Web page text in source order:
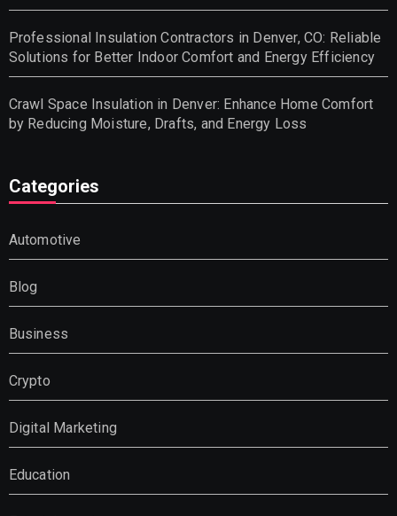
Professional Insulation Contractors in Denver, CO: Reliable
Solutions for Better Indoor Comfort and Energy Efficiency
Crawl Space Insulation in Denver: Enhance Home Comfort
by Reducing Moisture, Drafts, and Energy Loss
Categories
Automotive
Blog
Business
Crypto
Digital Marketing
Education